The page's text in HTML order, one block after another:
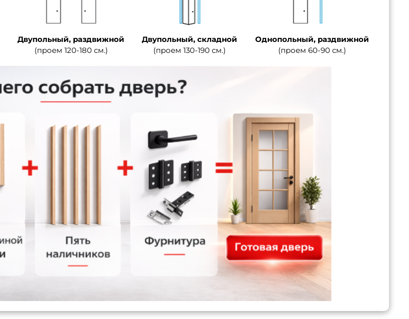
Двупольный, раздвижной
(проем 120-180 см.)
Двупольный, складной
(проем 130-190 см.)
Однопольный, раздвижной
(проем 60-90 см.)